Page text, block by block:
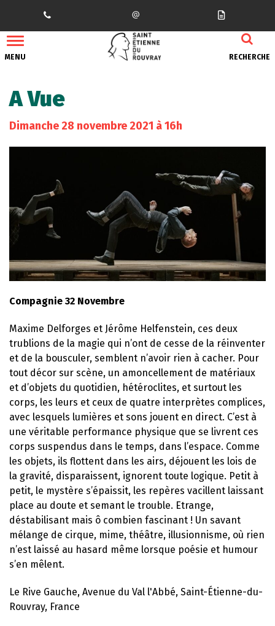
MENU RECHERCHE
A Vue
Dimanche 28 novembre 2021 à 16h
Compagnie 32 Novembre
Maxime Delforges et Jérôme Helfenstein, ces deux
trublions de la magie qui n’ont de cesse de la réinventer
et de la bousculer, semblent n’avoir rien à cacher. Pour
tout décor sur scène, un amoncellement de matériaux
et d’objets du quotidien, hétéroclites, et surtout les
corps, les leurs et ceux de quatre interprètes complices,
avec lesquels lumières et sons jouent en direct. C’est à
une véritable performance physique que se livrent ces
corps suspendus dans le temps, dans l’espace. Comme
les objets, ils flottent dans les airs, déjouent les lois de
la gravité, disparaissent, ignorent toute logique. Petit à
petit, le mystère s’épaissit, les repères vacillent laissant
place au doute et semant le trouble. Etrange,
déstabilisant mais ô combien fascinant ! Un savant
mélange de cirque, mime, théâtre, illusionnisme, où rien
n’est laissé au hasard même lorsque poésie et humour
s’en mêlent.
Le Rive Gauche, Avenue du Val l'Abbé, Saint-Étienne-du-
Rouvray, France